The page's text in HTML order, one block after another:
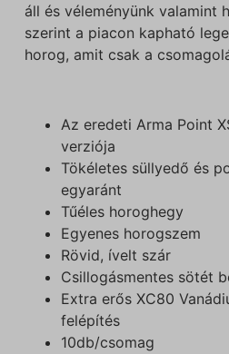
áll és véleményünk valamint
szerint a piacon kapható
horog, amit csak a
Az eredeti Arma Point
verziója
Tökéletes süllyedő és
egyaránt
Tűéles horoghegy
Egyenes horogszem
Rövid, ívelt szár
Csillogásmentes sötét
Extra erős XC80
felépítés
10db/csomag